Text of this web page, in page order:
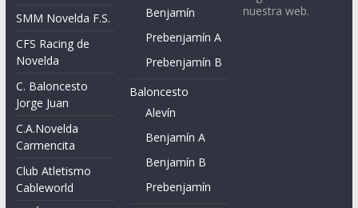
SMM Novelda F.S.
CFS Racing de
Novelda
C. Baloncesto
Jorge Juan
C.A.Novelda
Carmencita
Club Atletismo
Cableworld
Benjamín
Prebenjamín A
Prebenjamín B
Baloncesto
Alevín
Benjamín A
Benjamín B
Prebenjamín
nuestra web.